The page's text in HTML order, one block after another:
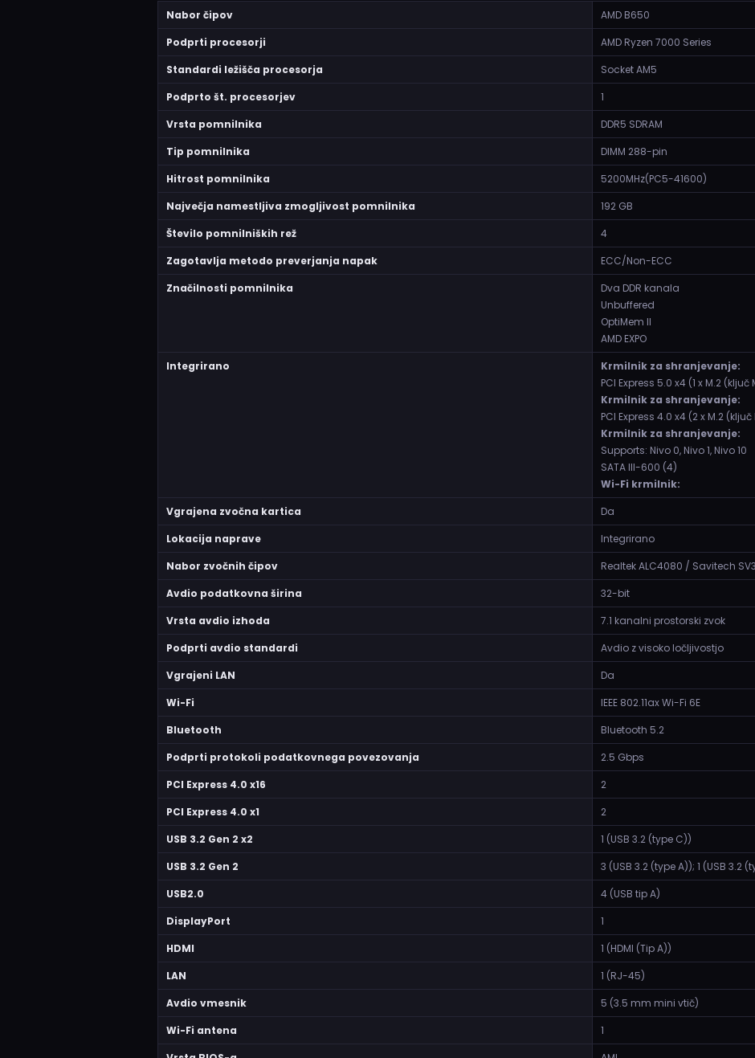
Nabor čipov
AMD B650
Podprti procesorji
AMD Ryzen 7000 Series
Standardi ležišča procesorja
Socket AM5
Podprto št. procesorjev
1
Vrsta pomnilnika
DDR5 SDRAM
Tip pomnilnika
DIMM 288-pin
Hitrost pomnilnika
5200MHz(PC5-41600)
Največja namestljiva zmogljivost pomnilnika
192 GB
Število pomnilniških rež
4
Zagotavlja metodo preverjanja napak
ECC/Non-ECC
Značilnosti pomnilnika
Dva DDR kanala
Unbuffered
OptiMem II
AMD EXPO
Integrirano
Krmilnik za shranjevanje:
PCI Express 5.0 x4 (1 x M.2 (ključ
Krmilnik za shranjevanje:
PCI Express 4.0 x4 (2 x M.2 (ključ
Krmilnik za shranjevanje:
Supports: Nivo 0, Nivo 1, Nivo 10
SATA III-600 (4)
Wi-Fi krmilnik:
Vgrajena zvočna kartica
Da
Lokacija naprave
Integrirano
Nabor zvočnih čipov
Realtek ALC4080 / Savitech
Avdio podatkovna širina
32-bit
Vrsta avdio izhoda
7.1 kanalni prostorski zvok
Podprti avdio standardi
Avdio z visoko ločljivostjo
Vgrajeni LAN
Da
Wi-Fi
IEEE 802.11ax Wi-Fi 6E
Bluetooth
Bluetooth 5.2
Podprti protokoli podatkovnega povezovanja
2.5 Gbps
PCI Express 4.0 x16
2
PCI Express 4.0 x1
2
USB 3.2 Gen 2 x2
1 (USB 3.2 (type C))
USB 3.2 Gen 2
3 (USB 3.2 (type A)); 1 (USB 3.2
USB2.0
4 (USB tip A)
DisplayPort
1
HDMI
1 (HDMI (Tip A))
LAN
1 (RJ-45)
Avdio vmesnik
5 (3.5 mm mini vtič)
Wi-Fi antena
1